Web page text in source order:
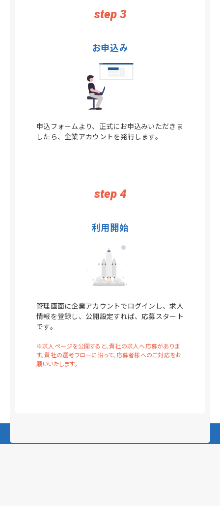
step 3
お申込み
申込フォームより、正式にお申込みいただきま
したら、企業アカウントを発行します。
step 4
利用開始
管理画面に企業アカウントでログインし、求人
情報を登録し、公開設定すれば、応募スタート
です。
※求人ページを公開すると、貴社の求人へ応募がありま
す。貴社の選考フローに沿って、応募者様へのご対応をお
願いいたします。